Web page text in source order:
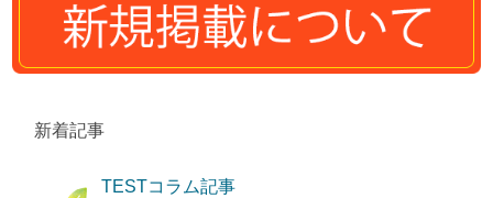
新着記事
TESTコラム記事